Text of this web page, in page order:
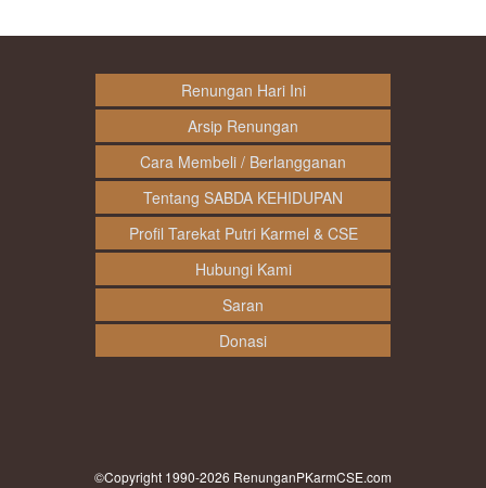
Renungan Hari Ini
Arsip Renungan
Cara Membeli / Berlangganan
Tentang SABDA KEHIDUPAN
Profil Tarekat Putri Karmel & CSE
Hubungi Kami
Saran
Donasi
©Copyright 1990-2026 RenunganPKarmCSE.com